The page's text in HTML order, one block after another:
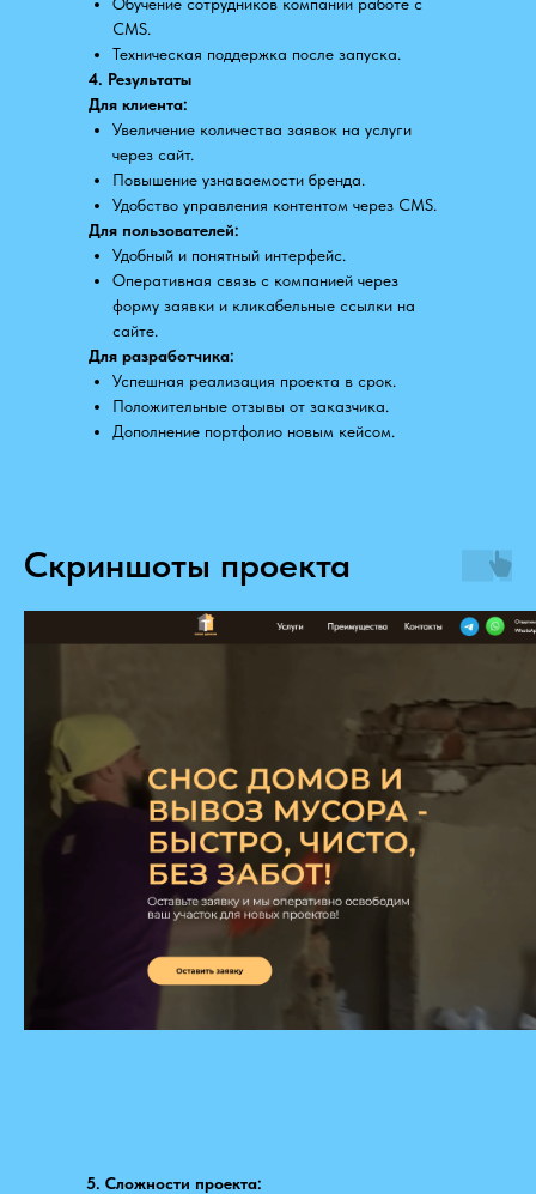
CMS.
Техническая поддержка после запуска.
4. Результаты
Для клиента:
Увеличение количества заявок на услуги
через сайт.
Повышение узнаваемости бренда.
Удобство управления контентом через CMS.
Для пользователей:
Удобный и понятный интерфейс.
Оперативная связь с компанией через
форму заявки и кликабельные ссылки на
сайте.
Для разработчика:
Успешная реализация проекта в срок.
Положительные отзывы от заказчика.
Дополнение портфолио новым кейсом.
Скриншоты проекта
5. Сложности проекта: